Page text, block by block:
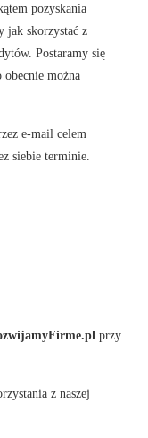
pozyskania
jak skorzystać z
Postaramy się
obecnie można
e-mail celem
siebie terminie.
przy
z naszej